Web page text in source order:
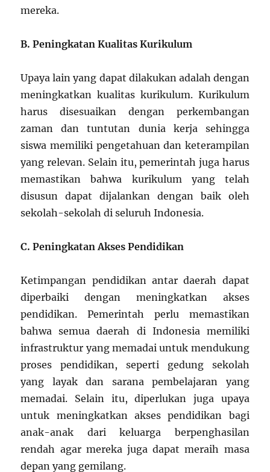
mereka.
B. Peningkatan Kualitas Kurikulum
Upaya lain yang dapat dilakukan adalah dengan
meningkatkan kualitas kurikulum. Kurikulum
harus disesuaikan dengan perkembangan
zaman dan tuntutan dunia kerja sehingga
siswa memiliki pengetahuan dan keterampilan
yang relevan. Selain itu, pemerintah juga harus
memastikan bahwa kurikulum yang telah
disusun dapat dijalankan dengan baik oleh
sekolah-sekolah di seluruh Indonesia.
C. Peningkatan Akses Pendidikan
Ketimpangan pendidikan antar daerah dapat
diperbaiki dengan meningkatkan akses
pendidikan. Pemerintah perlu memastikan
bahwa semua daerah di Indonesia memiliki
infrastruktur yang memadai untuk mendukung
proses pendidikan, seperti gedung sekolah
yang layak dan sarana pembelajaran yang
memadai. Selain itu, diperlukan juga upaya
untuk meningkatkan akses pendidikan bagi
anak-anak dari keluarga berpenghasilan
rendah agar mereka juga dapat meraih masa
depan yang gemilang.